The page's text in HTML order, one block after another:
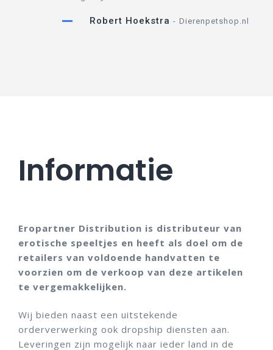
Robert Hoekstra Dierenpetshop.nl
Informatie
Eropartner Distribution is distributeur van
erotische speeltjes en heeft als doel om de
retailers van voldoende handvatten te
voorzien om de verkoop van deze artikelen
te vergemakkelijken.
Wij bieden naast een uitstekende
orderverwerking ook dropship diensten aan.
Leveringen zijn mogelijk naar ieder land in de